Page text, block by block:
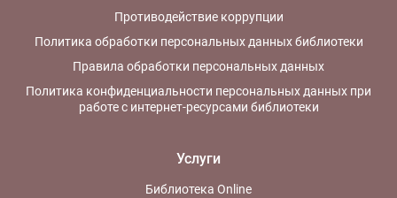
Противодействие коррупции
Политика обработки персональных данных библиотеки
Правила обработки персональных данных
Политика конфиденциальности персональных данных при
работе с интернет-ресурсами библиотеки
Услуги
Библиотека Online